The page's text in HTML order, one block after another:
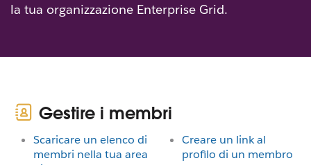
la tua organizzazione Enterprise Grid.
Gestire i membri
Scaricare un elenco di
membri nella tua area
Creare un link al
profilo di un membro